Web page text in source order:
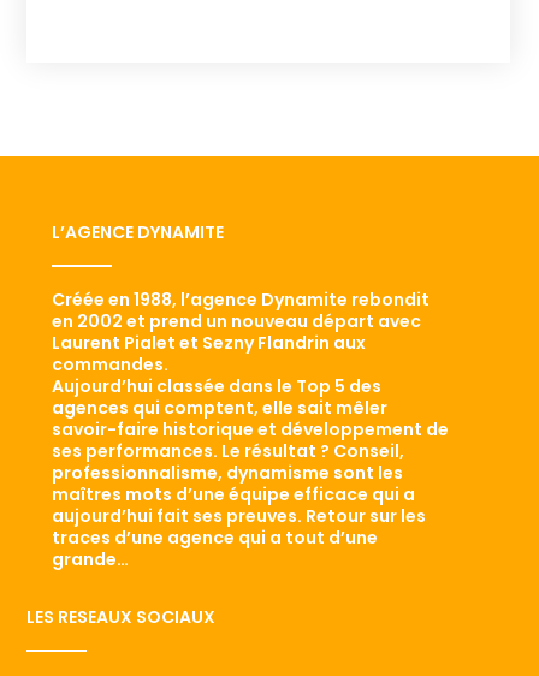
L’AGENCE DYNAMITE
Créée en 1988, l’agence Dynamite rebondit
en 2002 et prend un nouveau départ avec
Laurent Pialet et Sezny Flandrin aux
commandes.
Aujourd’hui classée dans le Top 5 des
agences qui comptent, elle sait mêler
savoir-faire historique et développement de
ses performances. Le résultat ? Conseil,
professionnalisme, dynamisme sont les
maîtres mots d’une équipe efficace qui a
aujourd’hui fait ses preuves. Retour sur les
traces d’une agence qui a tout d’une
grande…
LES RESEAUX SOCIAUX